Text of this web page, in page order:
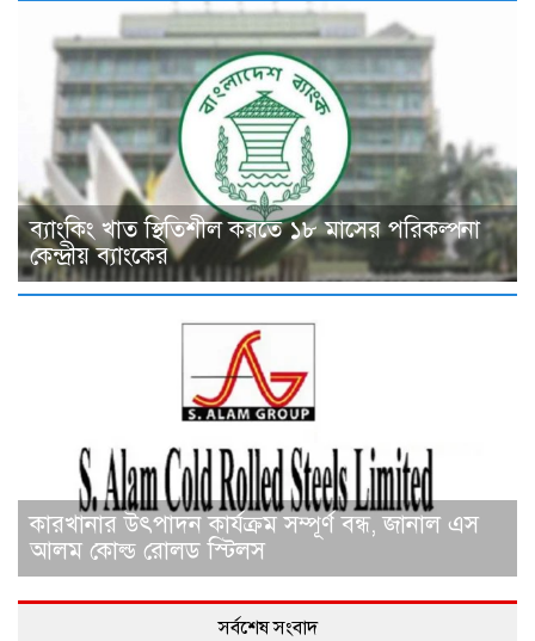
ব্যাংকিং খাত স্থিতিশীল করতে ১৮ মাসের পরিকল্পনা
কেন্দ্রীয় ব্যাংকের
কারখানার উৎপাদন কার্যক্রম সম্পূর্ণ বন্ধ, জানাল এস
আলম কোল্ড রোলড স্টিলস
সর্বশেষ সংবাদ